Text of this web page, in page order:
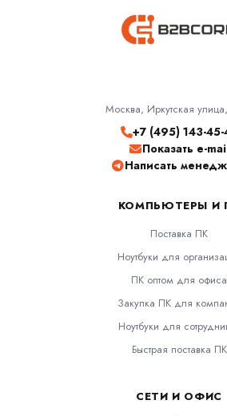
Москва, Иркутская
+7 (495) 143-
Показать e-
Написать
КОМПЬЮТЕРЫ И
Поставка ПК
Ноутбуки для
ПК оптом для офиса
Закупка ПК для
Ноутбуки для
Быстрая поставка ПК
СЕТИ И ОФИС